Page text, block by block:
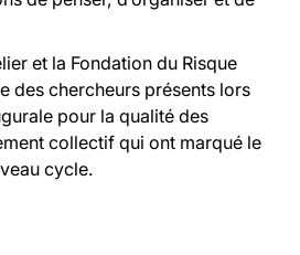
et la Fondation du Risque
des chercheurs présents lors
pour la qualité des
collectif qui ont marqué le
cycle.